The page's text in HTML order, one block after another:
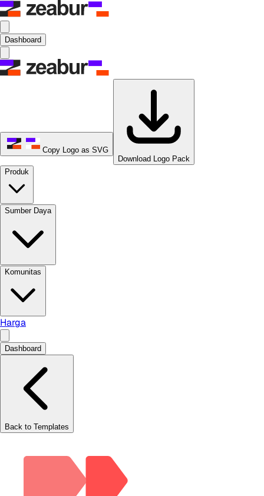
Dashboard
Copy Logo as SVG
Download Logo Pack
Produk
Sumber Daya
Komunitas
Harga
Dashboard
Back to Templates